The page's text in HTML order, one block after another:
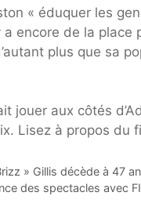
« éduquer les
encore de la place
plus que sa
jouer aux côtés
Lisez à propos du
» Gillis décède à 47
des spectacles avec